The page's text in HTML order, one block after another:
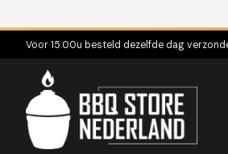
Voor 15.00u besteld dezelfde dag